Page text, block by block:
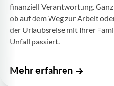
finan­ziell Verant­wor­tung. Ganz
ob auf dem Weg zur Arbeit
der Urlaubs­reise mit Ihrer
Unfall passiert.
Mehr erfahren